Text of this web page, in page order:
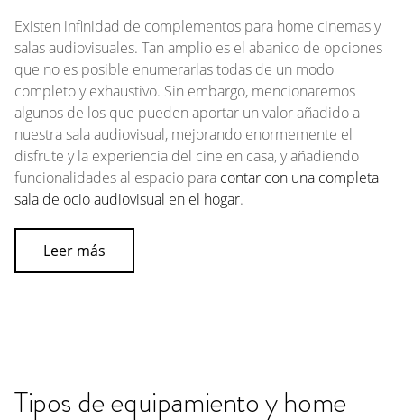
Existen infinidad de complementos para home cinemas y
salas audiovisuales. Tan amplio es el abanico de opciones
que no es posible enumerarlas todas de un modo
completo y exhaustivo. Sin embargo, mencionaremos
algunos de los que pueden aportar un valor añadido a
nuestra sala audiovisual, mejorando enormemente el
disfrute y la experiencia del cine en casa, y añadiendo
funcionalidades al espacio para contar con una completa
sala de ocio audiovisual en el hogar.
Leer más
Tipos de equipamiento y home